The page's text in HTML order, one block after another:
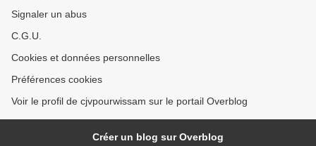
Signaler un abus
C.G.U.
Cookies et données personnelles
Préférences cookies
Voir le profil de cjvpourwissam sur le portail Overblog
Créer un blog sur Overblog